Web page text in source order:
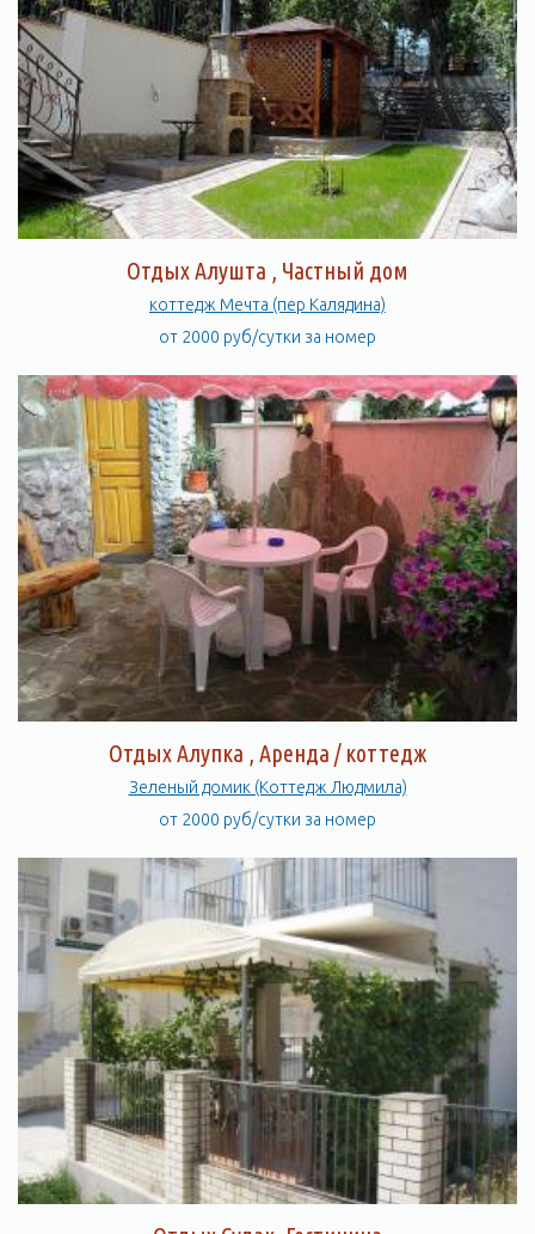
Отдых Алушта , Частный дом
коттедж Мечта (пер Калядина)
от 2000 руб/сутки за номер
Отдых Алупка , Аренда / коттедж
Зеленый домик (Коттедж Людмила)
от 2000 руб/сутки за номер